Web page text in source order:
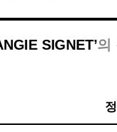
SIGNET’의